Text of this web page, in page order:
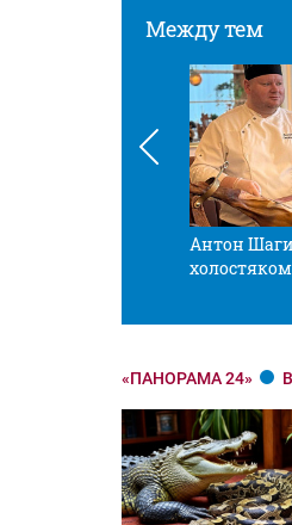
Между тем
Антон
холостяком
«ПАНОРАМА 24»